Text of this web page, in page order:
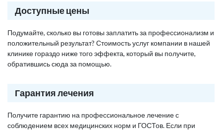
Доступные цены
Подумайте, сколько вы готовы заплатить за профессионализм и
положительный результат? Стоимость услуг компании в нашей
клинике гораздо ниже того эффекта, который вы получите,
обратившись сюда за помощью.
Гарантия лечения
Получите гарантию на профессиональное лечение с
соблюдением всех медицинских норм и ГОСТов. Если при